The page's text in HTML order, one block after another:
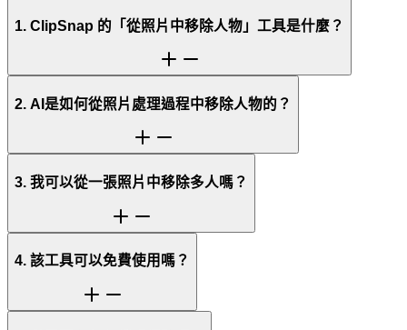
1. ClipSnap 的「從照片中移除人物」工具是什麼？
2. AI是如何從照片處理過程中移除人物的？
3. 我可以從一張照片中移除多人嗎？
4. 該工具可以免費使用嗎？